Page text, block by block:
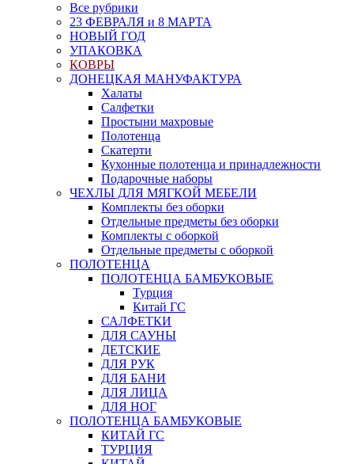
Все рубрики
23 ФЕВРАЛЯ и 8 МАРТА
НОВЫЙ ГОД
УПАКОВКА
КОВРЫ
ДОНЕЦКАЯ МАНУФАКТУРА
Халаты
Салфетки
Простыни махровые
Полотенца
Скатерти
Кухонные полотенца и принадлежности
Подарочные наборы
ЧЕХЛЫ ДЛЯ МЯГКОЙ МЕБЕЛИ
Комплекты без оборки
Отдельные предметы без оборки
Комплекты с оборкой
Отдельные предметы с оборкой
ПОЛОТЕНЦА
ПОЛОТЕНЦА БАМБУКОВЫЕ
Турция
Китай ГС
САЛФЕТКИ
ДЛЯ САУНЫ
ДЕТСКИЕ
ДЛЯ РУК
ДЛЯ БАНИ
ДЛЯ ЛИЦА
ДЛЯ НОГ
ПОЛОТЕНЦА БАМБУКОВЫЕ
КИТАЙ ГС
ТУРЦИЯ